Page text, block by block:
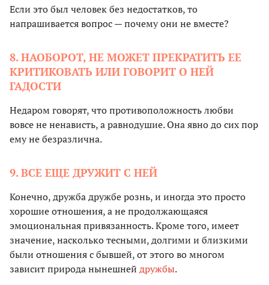
Если это был человек без недостатков, то
напрашивается вопрос — почему они не вместе?
8. НАОБОРОТ, НЕ МОЖЕТ ПРЕКРАТИТЬ ЕЕ
КРИТИКОВАТЬ ИЛИ ГОВОРИТ О НЕЙ
ГАДОСТИ
Недаром говорят, что противоположность любви
вовсе не ненависть, а равнодушие. Она явно до сих пор
ему не безразлична.
9. ВСЕ ЕЩЕ ДРУЖИТ С НЕЙ
Конечно, дружба дружбе рознь, и иногда это просто
хорошие отношения, а не продолжающаяся
эмоциональная привязанность. Кроме того, имеет
значение, насколько тесными, долгими и близкими
были отношения с бывшей, от этого во многом
зависит природа нынешней дружбы.